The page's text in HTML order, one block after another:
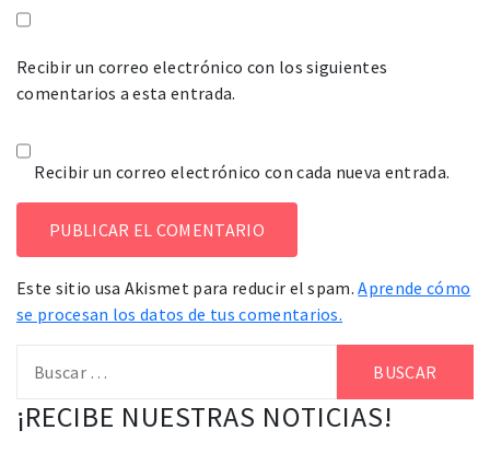
Recibir un correo electrónico con los siguientes
comentarios a esta entrada.
Recibir un correo electrónico con cada nueva entrada.
Este sitio usa Akismet para reducir el spam.Aprende cómo
se procesan los datos de tus comentarios.
¡RECIBE NUESTRAS NOTICIAS!